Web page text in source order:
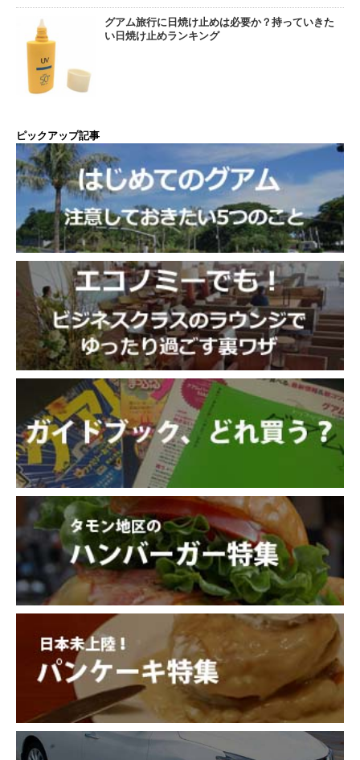
グアム旅行に日焼け止めは必要か？持っていきた
い日焼け止めランキング
ピックアップ記事